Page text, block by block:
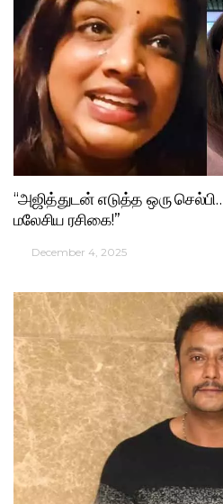
“அஜித்துடன் எடுத்த ஒரு
மலேசிய ரசிகை!”
December 4, 2025